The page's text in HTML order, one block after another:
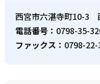
西宮市六湛寺町10-3
電話番号： 0798-35-
ファックス： 0798-